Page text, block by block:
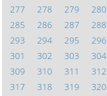
277
278 279 280
285
286 287 288
293
294 295 296
301
302 303 304
309
310 311 312
317
318 319 320